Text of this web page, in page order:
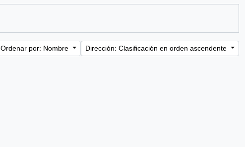
Ordenar por: Nombre Dirección: Clasificación en orden ascendente